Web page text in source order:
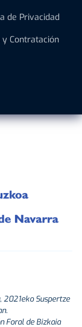
de Privacidad
y Contratación
2021eko Suspertze
Foral de Bizkaia